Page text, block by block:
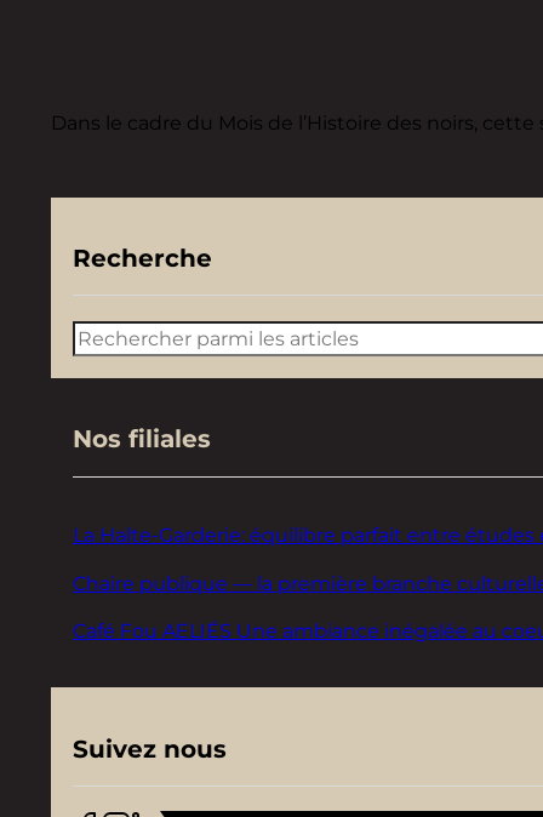
Dans le cadre du Mois de l’Histoire des noirs,
Recherche
Rechercher
Nos filiales
La Halte-Garderie: équilibre parfait entre
Chaire publique — la première branche culturelle
Café Fou AELIÉS Une ambiance inégalée au
Suivez nous